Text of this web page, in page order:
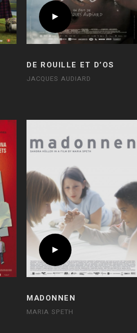
DE ROUILLE ET D’OS
JACQUES AUDIARD
MADONNEN
MARIA SPETH